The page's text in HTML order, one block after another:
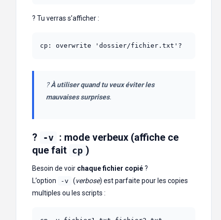
? Tu verras s’afficher :
cp: overwrite 'dossier/fichier.txt'?
?À utiliser quand tu veux éviter les
mauvaises surprises.
? -v
: mode verbeux (affiche ce
que fait cp )
Besoin de voir chaque fichier copié?
L’option
-v (verbose) est parfaite pour les copies
multiples ou les scripts :